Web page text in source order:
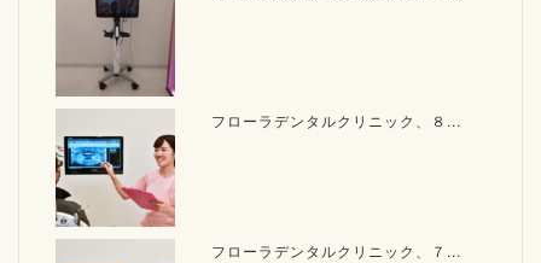
フローラデンタルクリニック、８...
フローラデンタルクリニック、７...